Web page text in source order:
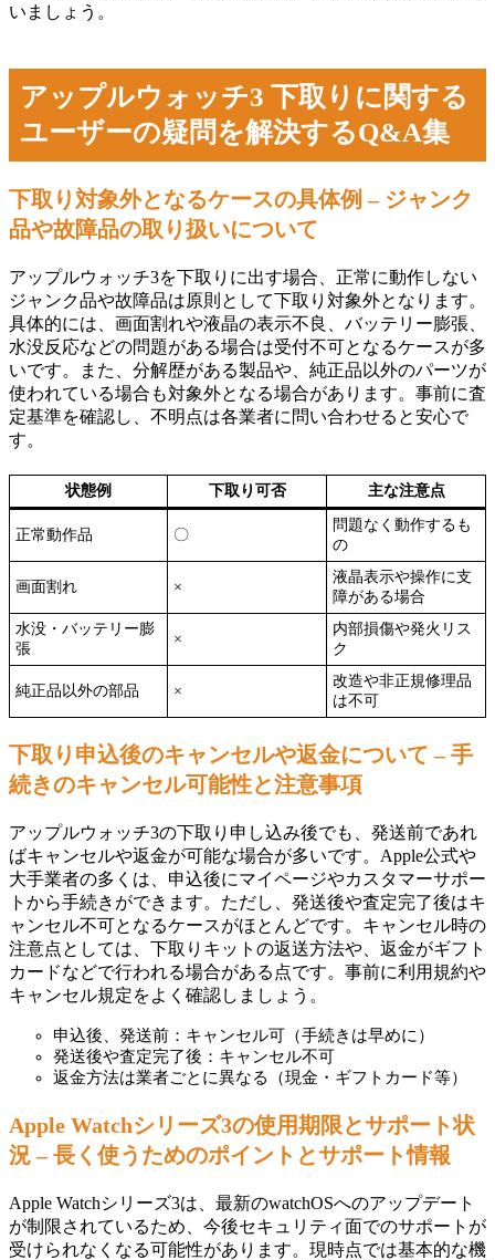
いましょう。
アップルウォッチ3 下取りに関する
ユーザーの疑問を解決するQ&A集
下取り対象外となるケースの具体例 – ジャンク
品や故障品の取り扱いについて
アップルウォッチ3を下取りに出す場合、正常に動作しない
ジャンク品や故障品は原則として下取り対象外となります。
具体的には、画面割れや液晶の表示不良、バッテリー膨張、
水没反応などの問題がある場合は受付不可となるケースが多
いです。また、分解歴がある製品や、純正品以外のパーツが
使われている場合も対象外となる場合があります。事前に査
定基準を確認し、不明点は各業者に問い合わせると安心で
す。
状態例 下取り可否 主な注意点
正常動作品 〇
問題なく動作するも
の
画面割れ ×
液晶表示や操作に支
障がある場合
水没・バッテリー膨
張
×
内部損傷や発火リス
ク
純正品以外の部品 ×
改造や非正規修理品
は不可
下取り申込後のキャンセルや返金について – 手
続きのキャンセル可能性と注意事項
アップルウォッチ3の下取り申し込み後でも、発送前であれ
ばキャンセルや返金が可能な場合が多いです。Apple公式や
大手業者の多くは、申込後にマイページやカスタマーサポー
トから手続きができます。ただし、発送後や査定完了後はキ
ャンセル不可となるケースがほとんどです。キャンセル時の
注意点としては、下取りキットの返送方法や、返金がギフト
カードなどで行われる場合がある点です。事前に利用規約や
キャンセル規定をよく確認しましょう。
申込後、発送前：キャンセル可（手続きは早めに）
発送後や査定完了後：キャンセル不可
返金方法は業者ごとに異なる（現金・ギフトカード等）
Apple Watchシリーズ3の使用期限とサポート状
況 – 長く使うためのポイントとサポート情報
Apple Watchシリーズ3は、最新のwatchOSへのアップデート
が制限されているため、今後セキュリティ面でのサポートが
受けられなくなる可能性があります。現時点では基本的な機